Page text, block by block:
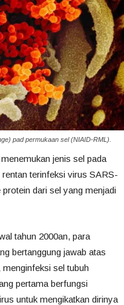
pad permukaan sel (NIAID-RML).
jenis sel pada
terinfeksi virus SARS-
dari sel yang menjadi
tahun 2000an, para
bertanggung jawab atas
sel tubuh
pertama berfungsi
untuk mengikatkan dirinya